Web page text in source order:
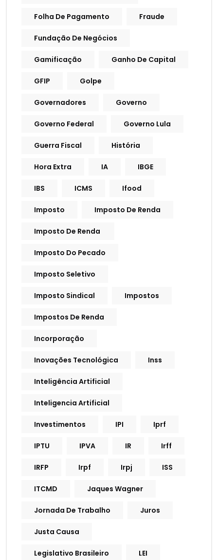
Folha De Pagamento Fraude
Fundação De Negócios
Gamificação Ganho De Capital
GFIP Golpe
Governadores Governo
Governo Federal Governo Lula
Guerra Fiscal História
Hora Extra IA IBGE
IBS ICMS Ifood
Imposto Imposto De Renda
Imposto De Renda
Imposto Do Pecado
Imposto Seletivo
Imposto Sindical Impostos
Impostos De Renda
Incorporação
Inovações Tecnológica Inss
Inteligência Artificial
Inteligencia Artificial
Investimentos IPI Iprf
IPTU IPVA IR Irff
IRFP Irpf Irpj ISS
ITCMD Jaques Wagner
Jornada De Trabalho Juros
Justa Causa
Legislativo Brasileiro LEI